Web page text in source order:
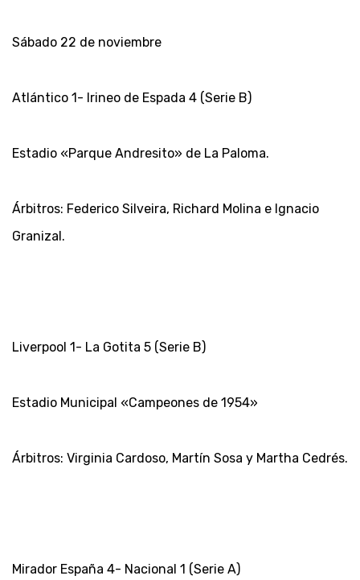
Sábado 22 de noviembre
Atlántico 1- Irineo de Espada 4 (Serie B)
Estadio «Parque Andresito» de La Paloma.
Árbitros: Federico Silveira, Richard Molina e Ignacio
Granizal.
Liverpool 1- La Gotita 5 (Serie B)
Estadio Municipal «Campeones de 1954»
Árbitros: Virginia Cardoso, Martín Sosa y Martha Cedrés.
Mirador España 4- Nacional 1 (Serie A)